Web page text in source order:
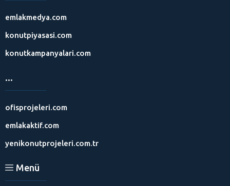
emlakmedya.com
konutpiyasasi.com
konutkampanyalari.com
...
ofisprojeleri.com
emlakaktif.com
yenikonutprojeleri.com.tr
Menü